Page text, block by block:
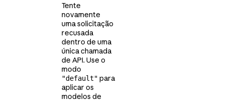
Tente
novamente
uma solicitação
recusada
dentro de uma
única chamada
de API. Use o
modo
"default" para
aplicar os
modelos de